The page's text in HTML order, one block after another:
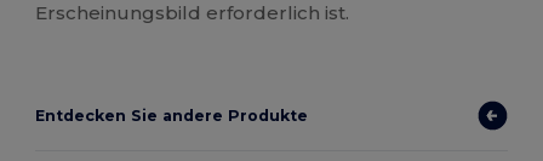
Erscheinungsbild erforderlich ist.
Entdecken Sie andere Produkte